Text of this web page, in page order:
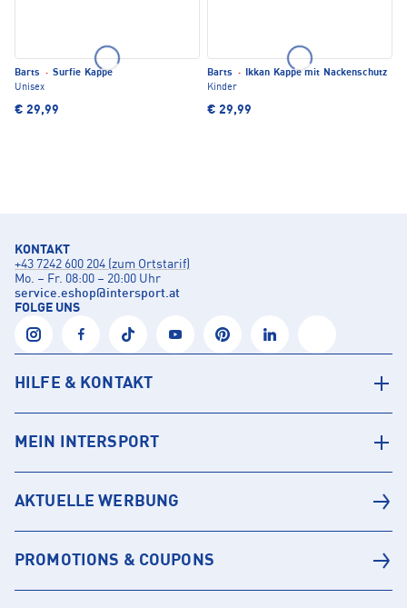
Barts · Surfie Kappe
Unisex
€ 29,99
Barts · Ikkan Kappe mit Nackenschutz
Kinder
€ 29,99
KONTAKT
+43 7242 600 204 (zum Ortstarif)
Mo. – Fr. 08:00 – 20:00 Uhr
service.eshop@intersport.at
FOLGE UNS
HILFE & KONTAKT
MEIN INTERSPORT
AKTUELLE WERBUNG
PROMOTIONS & COUPONS